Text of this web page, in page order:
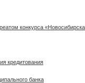
конкурса
кредитования
банка